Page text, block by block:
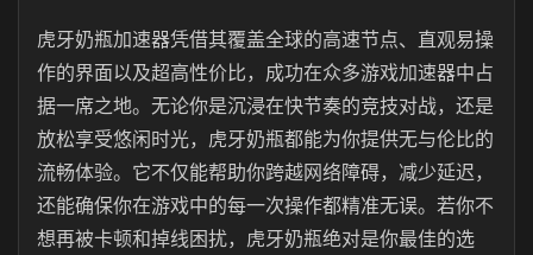
虎牙奶瓶加速器凭借其覆盖全球的高速节点、直观易操
作的界面以及超高性价比，成功在众多游戏加速器中占
据一席之地。无论你是沉浸在快节奏的竞技对战，还是
放松享受悠闲时光，虎牙奶瓶都能为你提供无与伦比的
流畅体验。它不仅能帮助你跨越网络障碍，减少延迟，
还能确保你在游戏中的每一次操作都精准无误。若你不
想再被卡顿和掉线困扰，虎牙奶瓶绝对是你最佳的选